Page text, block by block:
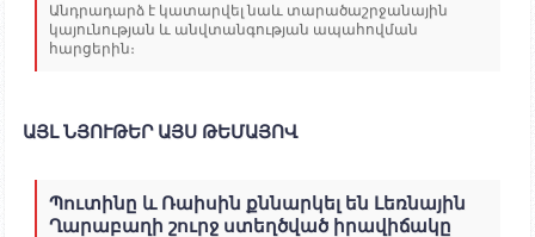
Անդրադարձ է կատարվել նաև տարածաշրջանային
կայունության և անվտանգության ապահովման
հարցերին։
ԱՅԼ ՆՅՈՒԹԵՐ ԱՅՍ ԹԵՄԱՅՈՎ
Պուտինը և Ռաիսին քննարկել են Լեռնային
Ղարաբաղի շուրջ ստեղծված իրավիճակը